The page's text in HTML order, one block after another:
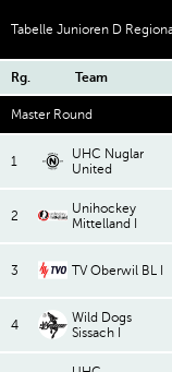
Tabelle Junioren D
Rg. Team
Master Round
1
UHC Nuglar
United
2
Unihockey
Mittelland I
3 TV Oberwil BL I
4
Wild Dogs
Sissach I